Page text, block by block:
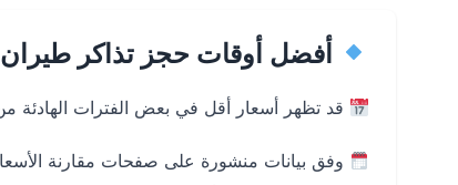
أفضل أوقات حجز تذاكر
قد تظهر أسعار أقل في بعض الفترات الهادئة
وفق بيانات منشورة على صفحات مقارنة